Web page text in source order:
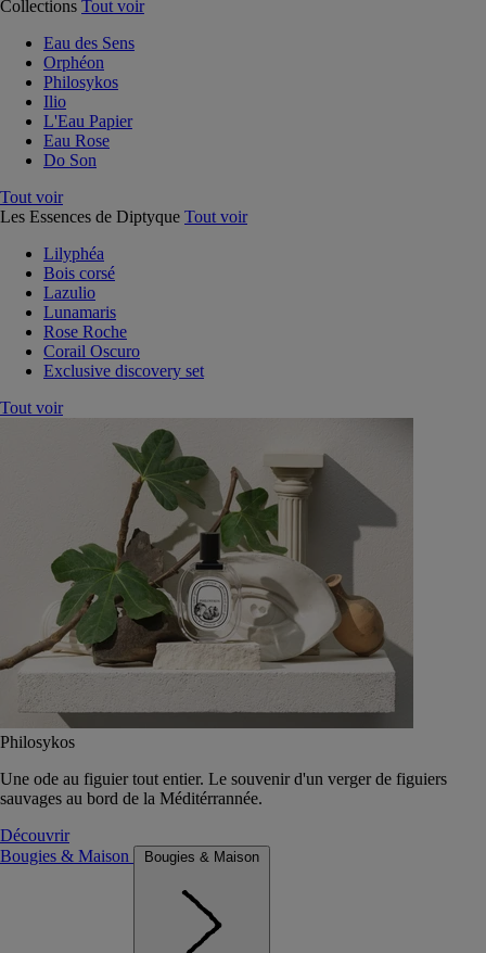
Collections Tout voir
Eau des Sens
Orphéon
Philosykos
Ilio
L'Eau Papier
Eau Rose
Do Son
Tout voir
Les Essences de Diptyque Tout voir
Lilyphéa
Bois corsé
Lazulio
Lunamaris
Rose Roche
Corail Oscuro
Exclusive discovery set
Tout voir
Philosykos
Une ode au figuier tout entier. Le souvenir d'un verger de figuiers
sauvages au bord de la Méditérrannée.
Découvrir
Bougies & Maison
Bougies & Maison